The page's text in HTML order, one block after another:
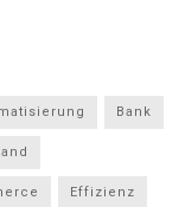
Bank
Effizienz